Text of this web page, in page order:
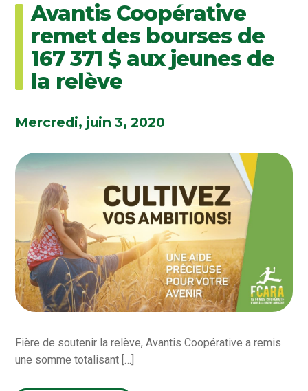
Avantis Coopérative
remet des bourses de
167 371 $ aux jeunes de
la relève
Mercredi, juin 3, 2020
Fière de soutenir la relève, Avantis Coopérative a remis
une somme totalisant […]